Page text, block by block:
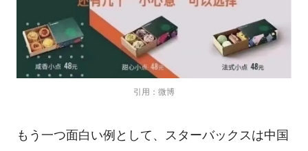
引用：微博
もう一つ面白い例として、スターバックスは中国